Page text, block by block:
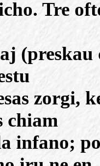
Tre
(preskau
zorgi,
chiam
infano;